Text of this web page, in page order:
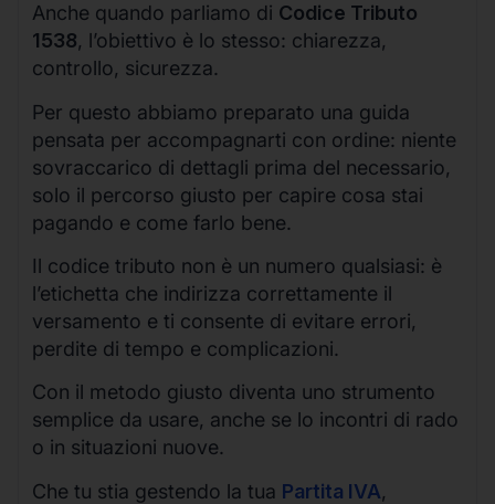
Anche quando parliamo di Codice Tributo
1538, l’obiettivo è lo stesso: chiarezza,
controllo, sicurezza.
Per questo abbiamo preparato una guida
pensata per accompagnarti con ordine: niente
sovraccarico di dettagli prima del necessario,
solo il percorso giusto per capire cosa stai
pagando e come farlo bene.
Il codice tributo non è un numero qualsiasi: è
l’etichetta che indirizza correttamente il
versamento e ti consente di evitare errori,
perdite di tempo e complicazioni.
Con il metodo giusto diventa uno strumento
semplice da usare, anche se lo incontri di rado
o in situazioni nuove.
Che tu stia gestendo la tua Partita IVA,